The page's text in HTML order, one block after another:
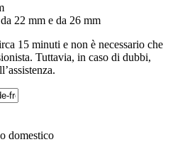
22 mm e da 26 mm
15 minuti e non è necessario che
Tuttavia, in caso di dubbi,
domestico